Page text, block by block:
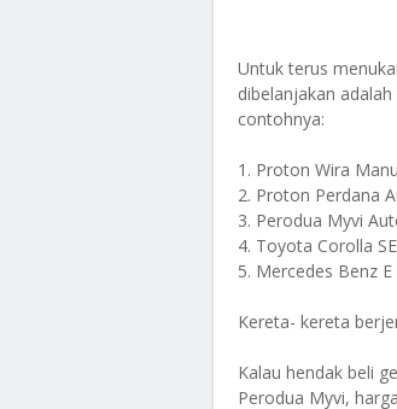
Untuk terus
dibelanjakan
contohnya:
1. Proton Wira
2. Proton Perdana
3. Perodua Myvi
4. Toyota Corolla
5. Mercedes Benz
Kereta- kereta
Kalau hendak beli
Perodua Myvi,